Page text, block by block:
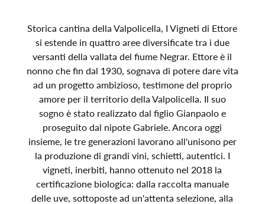
Storica cantina della Valpolicella, I Vigneti di Ettore
si estende in quattro aree diversificate tra i due
versanti della vallata del fiume Negrar. Ettore è il
nonno che fin dal 1930, sognava di potere dare vita
ad un progetto ambizioso, testimone del proprio
amore per il territorio della Valpolicella. Il suo
sogno è stato realizzato dal figlio Gianpaolo e
proseguito dal nipote Gabriele. Ancora oggi
insieme, le tre generazioni lavorano all'unisono per
la produzione di grandi vini, schietti, autentici. I
vigneti, inerbiti, hanno ottenuto nel 2018 la
certificazione biologica: dalla raccolta manuale
delle uve, sottoposte ad un'attenta selezione, alla